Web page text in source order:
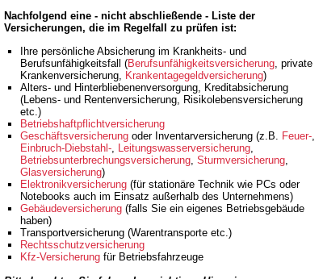
Nachfolgend eine - nicht abschließende - Liste der
Versicherungen, die im Regelfall zu prüfen ist:
Ihre persönliche Absicherung im Krankheits- und
Berufsunfähigkeitsfall (Berufsunfähigkeitsversicherung, private
Krankenversicherung, Krankentagegeldversicherung)
Alters- und Hinterbliebenenversorgung, Kreditabsicherung
(Lebens- und Rentenversicherung, Risikolebensversicherung
etc.)
Betriebshaftpflichtversicherung
Geschäftsversicherung oder Inventarversicherung (z.B. Feuer-,
Einbruch-Diebstahl-, Leitungswasserversicherung,
Betriebsunterbrechungsversicherung, Sturmversicherung,
Glasversicherung)
Elektronikversicherung (für stationäre Technik wie PCs oder
Notebooks auch im Einsatz außerhalb des Unternehmens)
Gebäudeversicherung (falls Sie ein eigenes Betriebsgebäude
haben)
Transportversicherung (Warentransporte etc.)
Rechtsschutzversicherung
Kfz-Versicherung für Betriebsfahrzeuge